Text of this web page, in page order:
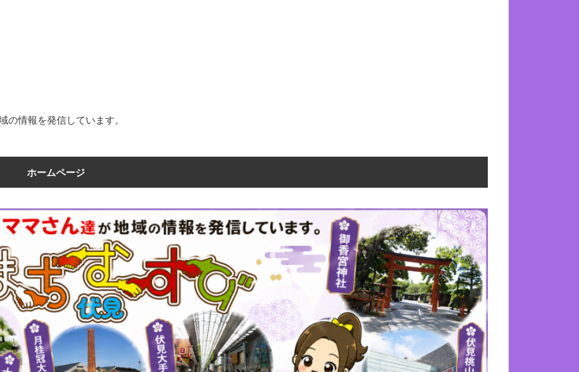
情報を発信しています。
ホームページ